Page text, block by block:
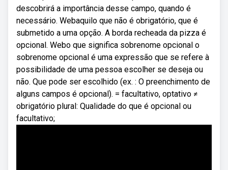
descobrirá a importância desse campo, quando é
necessário. Webaquilo que não é obrigatório, que é
submetido a uma opção. A borda recheada da pizza é
opcional. Webo que significa sobrenome opcional o
sobrenome opcional é uma expressão que se refere à
possibilidade de uma pessoa escolher se deseja ou
não. Que pode ser escolhido (ex. : O preenchimento de
alguns campos é opcional). = facultativo, optativo ≠
obrigatório plural: Qualidade do que é opcional ou
facultativo;